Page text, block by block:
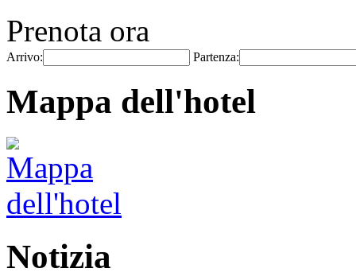
Prenota ora
Arrivo: Partenza:
Mappa dell'hotel
Notizia